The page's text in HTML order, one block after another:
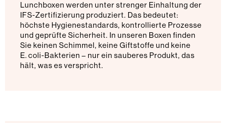
Lunchboxen werden unter strenger Einhaltung der
IFS-Zertifizierung produziert. Das bedeutet:
höchste Hygienestandards, kontrollierte Prozesse
und geprüfte Sicherheit. In unseren Boxen finden
Sie keinen Schimmel, keine Giftstoffe und keine
E. coli-Bakterien – nur ein sauberes Produkt, das
hält, was es verspricht.